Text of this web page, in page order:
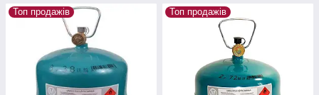
Топ продажів Топ продажів